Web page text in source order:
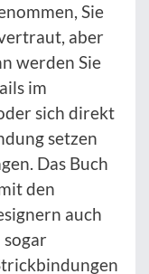
Sie
aber
werden Sie
im
sich direkt
setzen
Das Buch
den
auch